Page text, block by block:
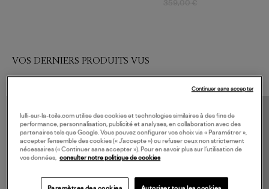
VOS DERNIERS PRODUITS VUS
lulli-sur-la-toile.com utilise des cookies et technologies similaires à des fins de
performance, personnalisation, publicité et analyses, en collaboration avec des
partenaires tels que Google. Vous pouvez configurer vos choix via « Paramétrer »,
accepter l’ensemble des cookies (« J’accepte ») ou refuser ceux non strictement
nécessaires (« Continuer sans accepter »). Pour en savoir plus sur l’utilisation de
vos données,
consulter notre politique de cookies
Continuer sans accepter